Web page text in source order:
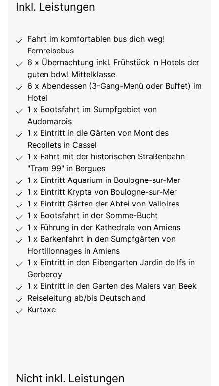
Inkl. Leistungen
Fahrt im komfortablen bus dich weg!
Fernreisebus
6 x Übernachtung inkl. Frühstück in Hotels der
guten bdw! Mittelklasse
6 x Abendessen (3-Gang-Menü oder Buffet) im
Hotel
1 x Bootsfahrt im Sumpfgebiet von
Audomarois
1 x Eintritt in die Gärten von Mont des
Recollets in Cassel
1 x Fahrt mit der historischen Straßenbahn
"Tram 99" in Bergues
1 x Eintritt Aquarium in Boulogne-sur-Mer
1 x Eintritt Krypta von Boulogne-sur-Mer
1 x Eintritt Gärten der Abtei von Valloires
1 x Bootsfahrt in der Somme-Bucht
1 x Führung in der Kathedrale von Amiens
1 x Barkenfahrt in den Sumpfgärten von
Hortillonnages in Amiens
1 x Eintritt in den Eibengarten Jardin de Ifs in
Gerberoy
1 x Eintritt in den Garten des Malers van Beek
Reiseleitung ab/bis Deutschland
Kurtaxe
Nicht inkl. Leistungen